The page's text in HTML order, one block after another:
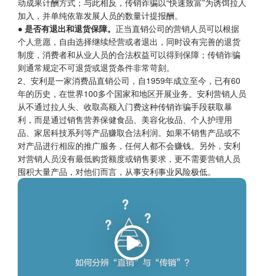
加入，并单纯依靠发展人员的数量计提报酬。
● 是否有退出和退货保障。 正当直销公司的营销人员可以根据
个人意愿，自由选择继续经营或者退出，同时设有完善的退货
制度，消费者和从业人员的合法权益可以得到保障；传销诈骗
则通常规定不可退货或退货条件非常苛刻。
2、安利是一家消费品直销公司，自1959年成立至今，已有60
年的历史，在世界100多个国家和地区开展业务。安利营销人员
从不通过拉人头、收取高额入门费这种传销诈骗手段获取暴
利，而是通过销售营养保健食品、美容化妆品、个人护理用
品、家居科技系列等产品赚取合法利润。如果不销售产品或不
对产品进行相应的推广服务，任何人都不会赚钱。另外，安利
对营销人员没有最低购货额度或销售要求，更不需要营销人员
囤积大量产品，对他们而言，从事安利事业风险极低。